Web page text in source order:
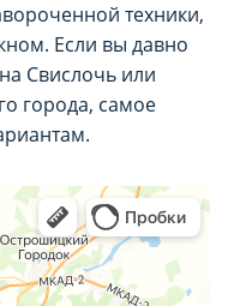
техники,
Если вы давно
Свислочь или
города, самое